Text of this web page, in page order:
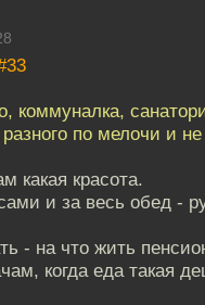
коммуналка,
по мелочи и
какая красота.
и за весь обед -
- на что жить
когда еда такая